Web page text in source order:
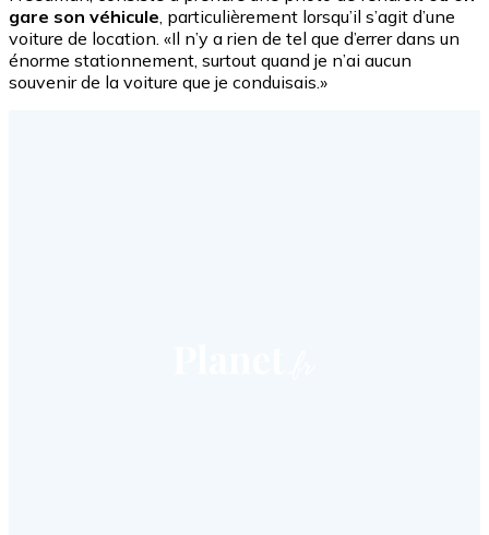
gare son véhicule , particulièrement lorsqu’il s’agit d’une
voiture de location. «Il n’y a rien de tel que d’errer dans un
énorme stationnement, surtout quand je n’ai aucun
souvenir de la voiture que je conduisais.»